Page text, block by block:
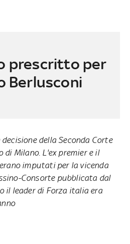
prescritto per
Berlusconi
della Seconda Corte
di Milano. L'ex premier e il
imputati per la vicenda
Consorte pubblicata dal
il leader di Forza italia era